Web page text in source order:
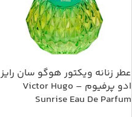
عطر زنانه ویکتور هوگو سان رایز
ادو پرفیوم – Victor Hugo
Sunrise Eau De Parfum